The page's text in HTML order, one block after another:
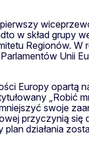
, pierwszy
w skład grupy
Regionów.
Unii
Europy opartą
„Robić
swoje
przyczynią
plan działania